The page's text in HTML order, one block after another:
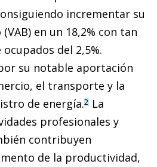
incrementar su
en un 18,2% con tan
del 2,5%.
su notable aportación
el transporte y la
de energía.2 La
profesionales y
contribuyen
de la productividad,